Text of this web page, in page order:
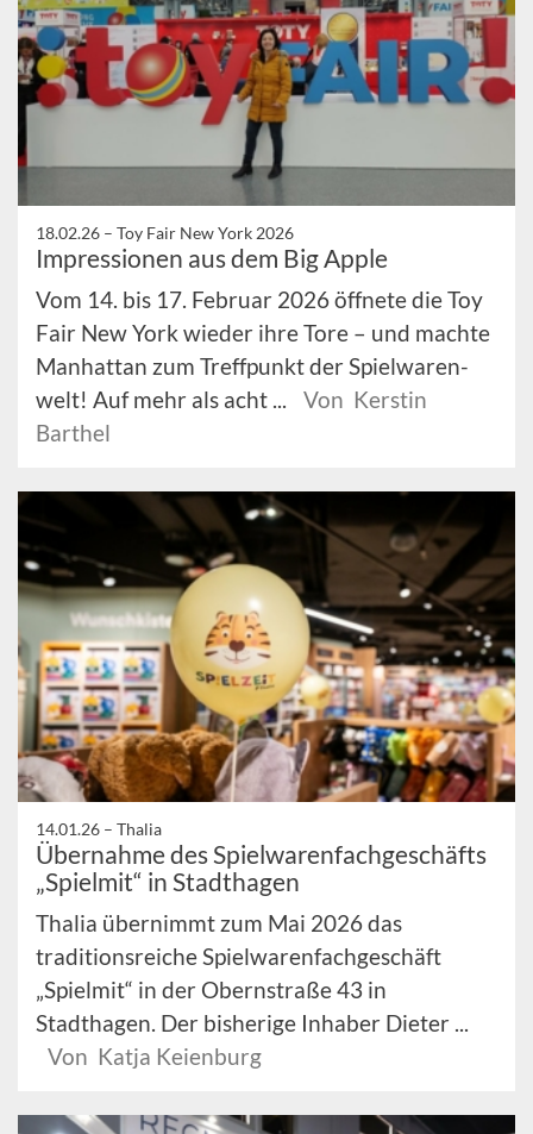
18.02.26 – Toy Fair New York 2026
Impressionen aus dem Big Apple
Vom 14. bis 17. Februar 2026 öffnete die Toy
Fair New York wieder ihre Tore – und machte
Manhattan zum Treffpunkt der Spielwaren­
welt! Auf mehr als acht ...
Von Kerstin
Barthel
14.01.26 – Thalia
Übernahme des Spielwarenfachgeschäfts
„Spielmit“ in Stadthagen
Thalia übernimmt zum Mai 2026 das
traditionsreiche Spielwarenfachgeschäft
„Spielmit“ in der Obernstraße 43 in
Stadthagen. Der bisherige Inhaber Dieter ...
Von Katja Keienburg